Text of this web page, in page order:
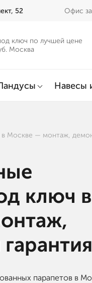
52 Офис
ключ по лучшей цене
Москва
Навесы
в Москве — монтаж,
ключ в
парапетов в